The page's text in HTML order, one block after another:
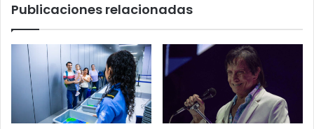
Publicaciones relacionadas